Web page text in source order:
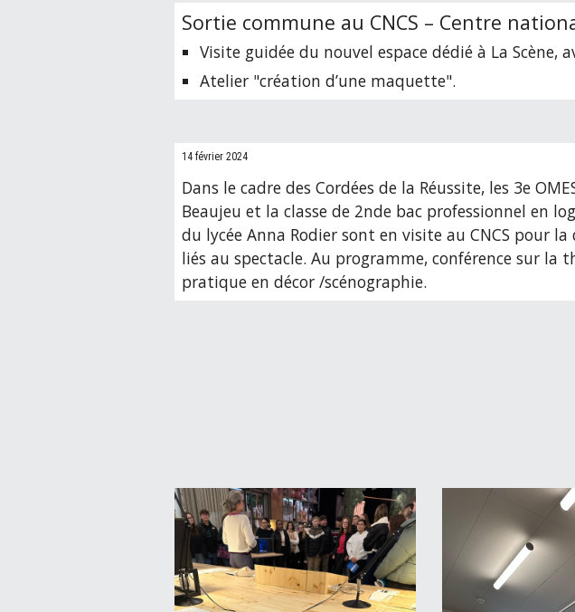
Sortie commune au CNCS – Centre
Visite guidée du nouvel espace dédié à La Scène,
Atelier "création d’une maquette".
14 février 2024
Dans le cadre des Cordées de la Réussite, les 3e
Beaujeu et la classe de 2nde bac professionnel en
du lycée Anna Rodier sont en visite au CNCS pour
liés au spectacle. Au programme, conférence sur la
pratique en décor /scénographie.